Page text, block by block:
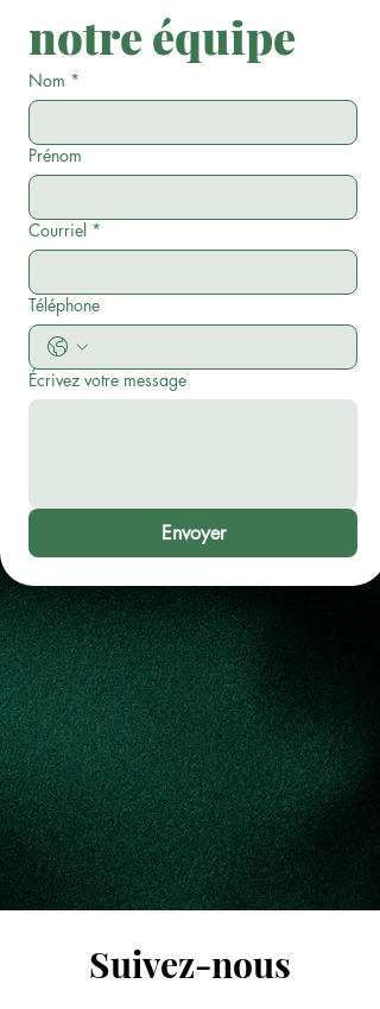
notre équipe
Nom *
Prénom
Courriel *
Téléphone
Écrivez votre message
Envoyer
Suivez-nous